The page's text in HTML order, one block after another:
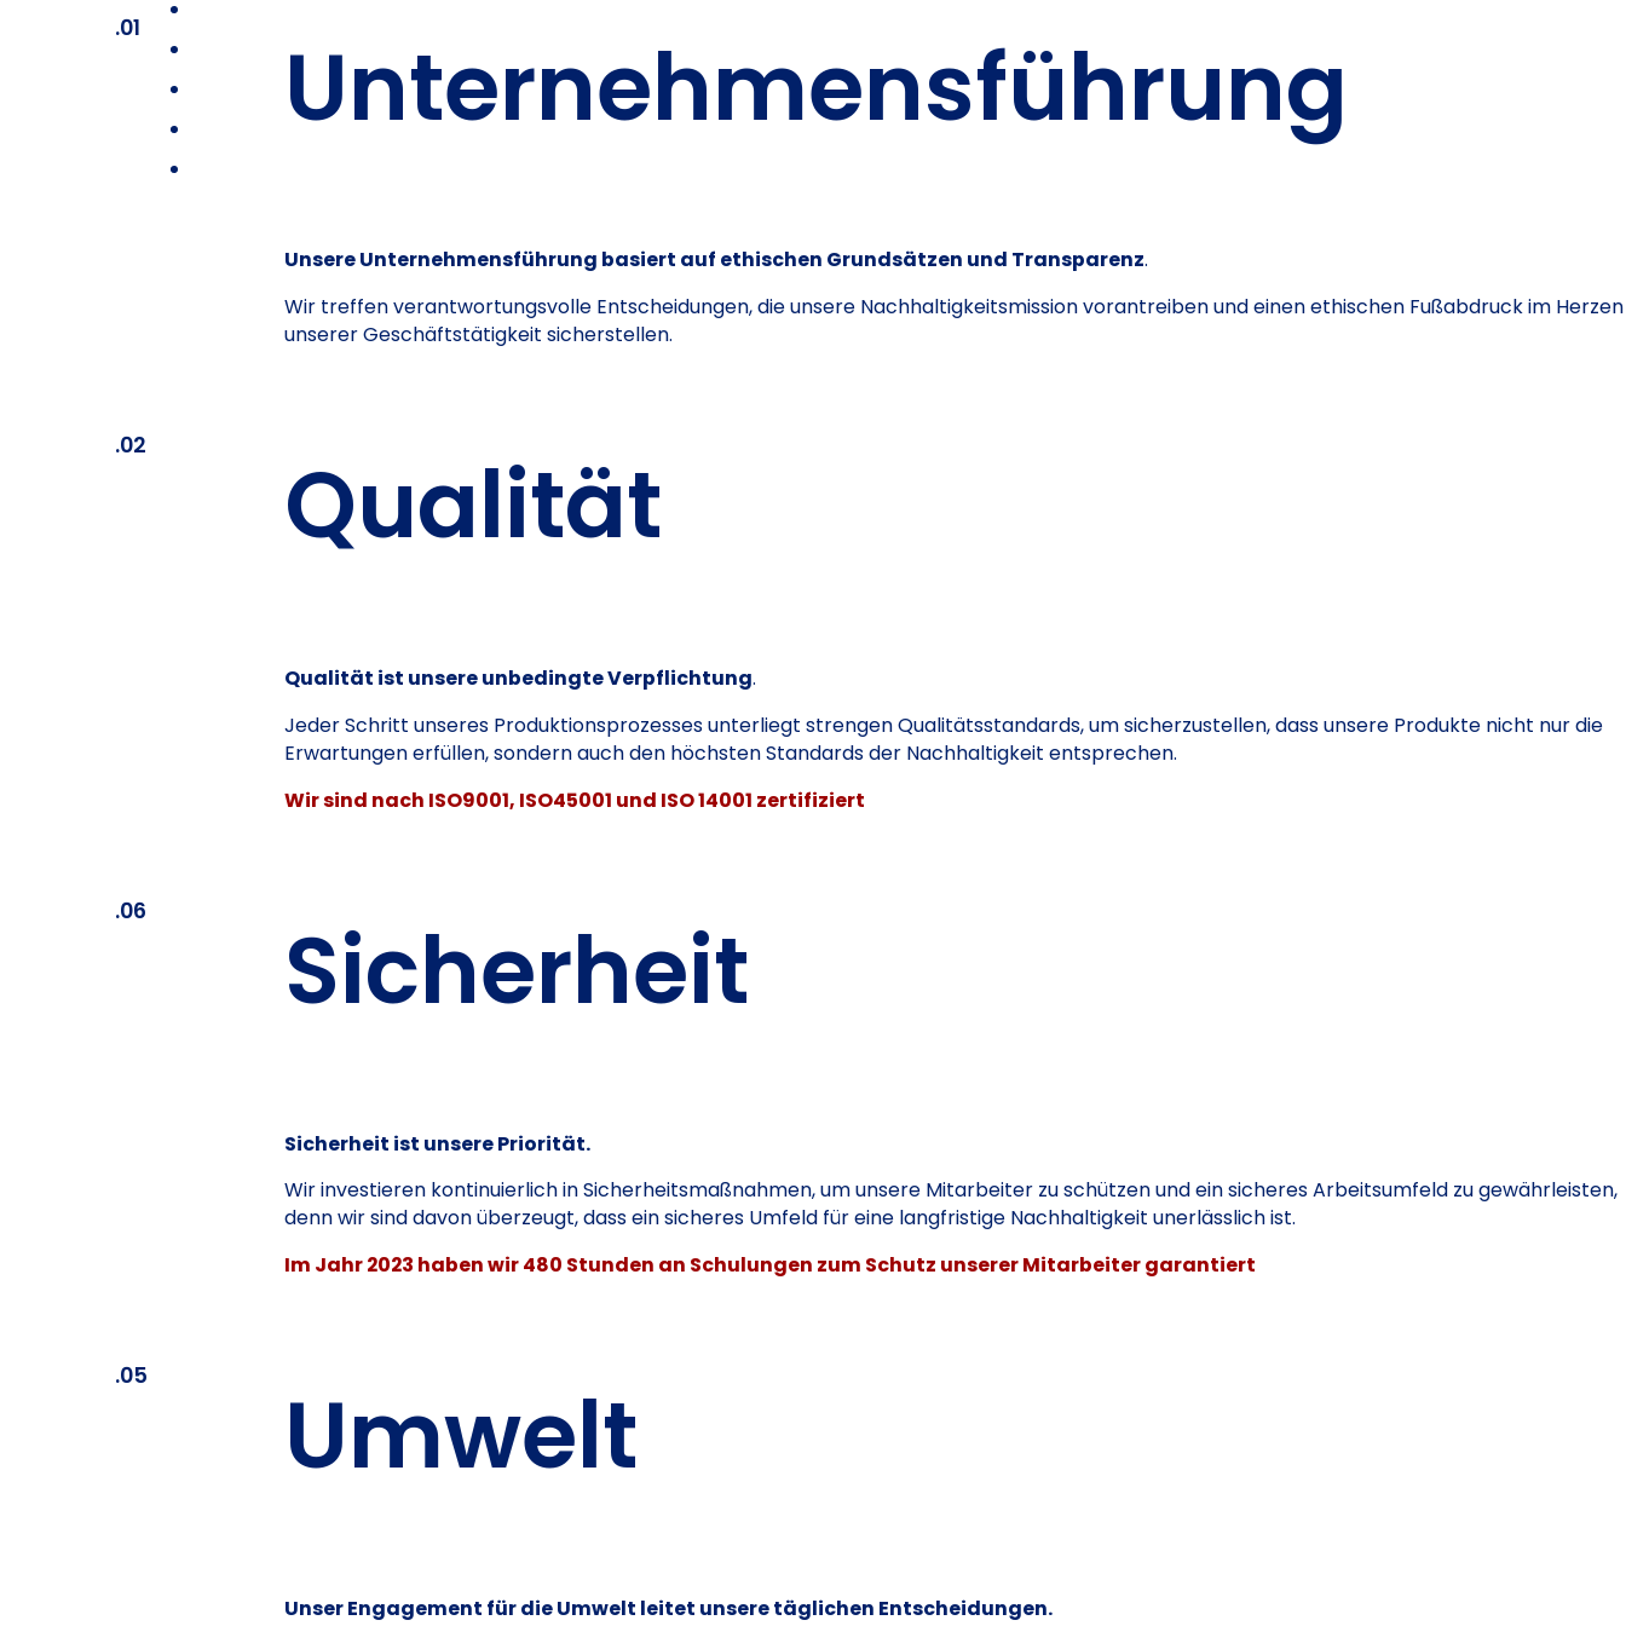
.01 Unternehmensführung
Unsere Unternehmensführung basiert auf ethischen Grundsätzen und Transparenz.
Wir treffen verantwortungsvolle Entscheidungen, die unsere Nachhaltigkeitsmission vorantreiben und einen ethischen Fußabdruck im Herzen
unserer Geschäftstätigkeit sicherstellen.
.02 Qualität
Qualität ist unsere unbedingte Verpflichtung.
Jeder Schritt unseres Produktionsprozesses unterliegt strengen Qualitätsstandards, um sicherzustellen, dass unsere Produkte nicht nur die
Erwartungen erfüllen, sondern auch den höchsten Standards der Nachhaltigkeit entsprechen.
Wir sind nach ISO9001, ISO45001 und ISO 14001 zertifiziert
.06 Sicherheit
Sicherheit ist unsere Priorität.
Wir investieren kontinuierlich in Sicherheitsmaßnahmen, um unsere Mitarbeiter zu schützen und ein sicheres Arbeitsumfeld zu gewährleisten,
denn wir sind davon überzeugt, dass ein sicheres Umfeld für eine langfristige Nachhaltigkeit unerlässlich ist.
Im Jahr 2023 haben wir 480 Stunden an Schulungen zum Schutz unserer Mitarbeiter garantiert
.05 Umwelt
Unser Engagement für die Umwelt leitet unsere täglichen Entscheidungen.